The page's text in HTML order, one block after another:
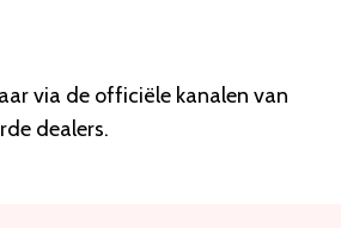
via de officiële kanalen van
dealers.